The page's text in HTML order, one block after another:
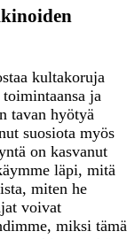
kultakoruja
ja
tavan hyötyä
suosiota myös
on kasvanut
läpi, mitä
miten he
voivat
miksi tämä